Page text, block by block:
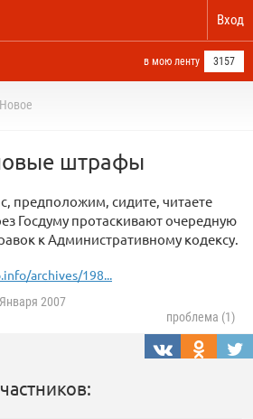
Вход
в мою ленту 3157
Новое
штрафы
предположим, сидите, читаете
Госдуму протаскивают очередную
к Административному кодексу.
archives/198...
2007
проблема (1)